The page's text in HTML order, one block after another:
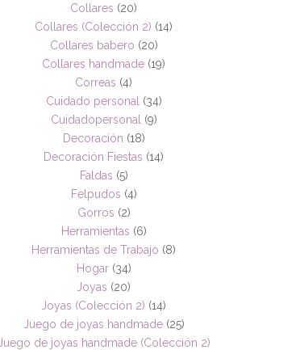
Collares (20)
Collares (Colección 2) (14)
Collares babero (20)
Collares handmade (19)
Correas (4)
Cuidado personal (34)
Cuidadopersonal (9)
Decoración (18)
Decoración Fiestas (14)
Faldas (5)
Felpudos (4)
Gorros (2)
Herramientas (6)
Herramientas de Trabajo (8)
Hogar (34)
Joyas (20)
Joyas (Colección 2) (14)
Juego de joyas handmade (25)
Juego de joyas handmade (Colección 2)